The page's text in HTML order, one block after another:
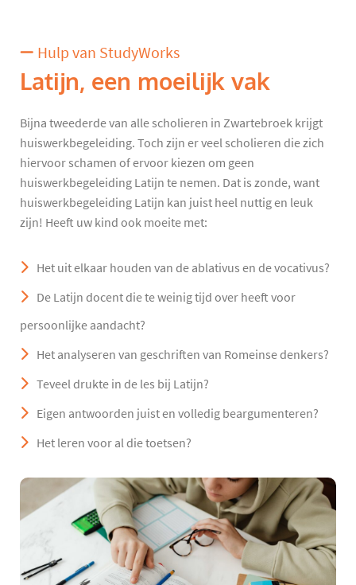
Hulp van StudyWorks
Latijn, een moeilijk vak
Bijna tweederde van alle scholieren in Zwartebroek krijgt
huiswerkbegeleiding. Toch zijn er veel scholieren die zich
hiervoor schamen of ervoor kiezen om geen
huiswerkbegeleiding Latijn te nemen. Dat is zonde, want
huiswerkbegeleiding Latijn kan juist heel nuttig en leuk
zijn! Heeft uw kind ook moeite met:
Het uit elkaar houden van de ablativus en de vocativus?
De Latijn docent die te weinig tijd over heeft voor
persoonlijke aandacht?
Het analyseren van geschriften van Romeinse denkers?
Teveel drukte in de les bij Latijn?
Eigen antwoorden juist en volledig beargumenteren?
Het leren voor al die toetsen?